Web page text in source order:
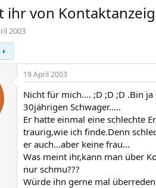
ihr von
2003
19 April 2003
Nicht für mich.... ;D ;D ;D .Bin ja
30jährigen Schwager.....
Er hatte einmal eine schlechte
traurig,wie ich finde.Denn
er auch...aber keine frau...
Was meint ihr,kann man über
nur schmu???
Würde ihn gerne mal